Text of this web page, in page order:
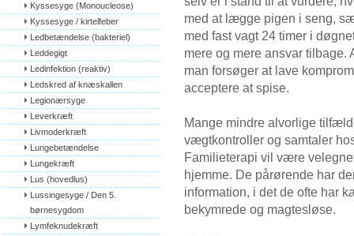
Kyssesyge (Monoucleose)
Kyssesyge / kirtelfeber
Ledbetændelse (bakteriel)
Leddegigt
Ledinfektion (reaktiv)
Ledskred af knæskallen
Legionærsyge
Leverkræft
Livmoderkræft
Lungebetændelse
Lungekræft
Lus (hovedlus)
Lussingesyge / Den 5.
børnesygdom
Lymfeknudekræft
med at lægge pigen i seng,
med fast vagt 24 timer i
mere og mere ansvar tilbage.
man forsøger at lave
acceptere at spise.
Mange mindre alvorlige
vægtkontroller og samtaler
Familieterapi vil være
hjemme. De pårørende har
information, i det de ofte har
bekymrede og magtesløse.